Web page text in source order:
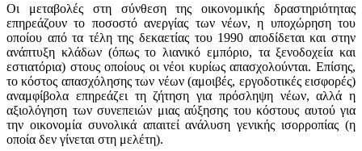
Οι μεταβολές στη σύνθεση της οικονομικής δραστηριότητας
επηρεάζουν το ποσοστό ανεργίας των νέων, η υποχώρηση του
οποίου από τα τέλη της δεκαετίας του 1990 αποδίδεται και στην
ανάπτυξη κλάδων (όπως το λιανικό εμπόριο, τα ξενοδοχεία και
εστιατόρια) στους οποίους οι νέοι κυρίως απασχολούνται. Επίσης,
το κόστος απασχόλησης των νέων (αμοιβές, εργοδοτικές εισφορές)
αναμφίβολα επηρεάζει τη ζήτηση για πρόσληψη νέων, αλλά η
αξιολόγηση των συνεπειών μιας αύξησης του κόστους αυτού για
την οικονομία συνολικά απαιτεί ανάλυση γενικής ισορροπίας (η
οποία δεν γίνεται στη μελέτη).